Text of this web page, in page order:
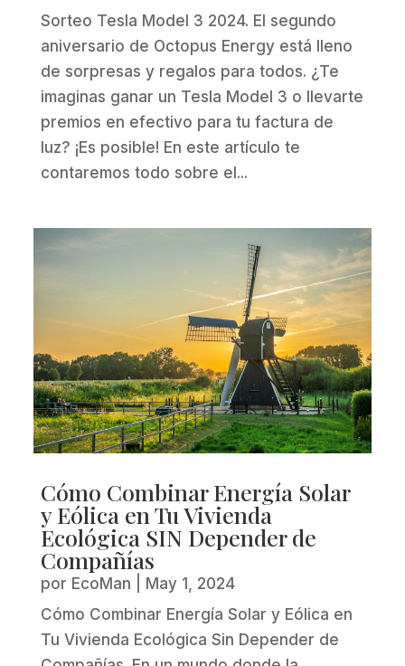
Sorteo Tesla Model 3 2024. El segundo
aniversario de Octopus Energy está lleno
de sorpresas y regalos para todos. ¿Te
imaginas ganar un Tesla Model 3 o llevarte
premios en efectivo para tu factura de
luz? ¡Es posible! En este artículo te
contaremos todo sobre el...
Cómo Combinar Energía Solar
y Eólica en Tu Vivienda
Ecológica SIN Depender de
Compañías
por EcoMan
May 1, 2024
Cómo Combinar Energía Solar y Eólica en
Tu Vivienda Ecológica Sin Depender de